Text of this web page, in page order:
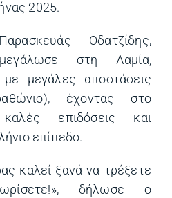
2025.
Οδατζίδης,
στη Λαμία,
με μεγάλες αποστάσεις
έχοντας στο
επιδόσεις και
επίπεδο.
καλεί ξανά να τρέξετε
δήλωσε ο